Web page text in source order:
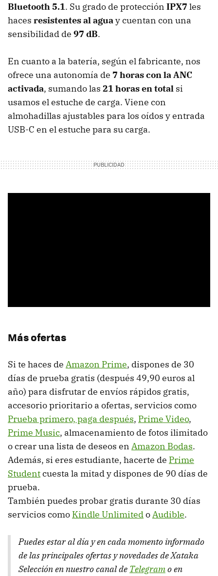
Bluetooth 5.1. Su grado de protección IPX7 les
haces resistentes al aguay cuentan con una
sensibilidad de 97 dB.
En cuanto a la batería, según el fabricante, nos
ofrece una autonomía de 7 horas con la ANC
activada, sumando las 21 horas en total si
usamos el estuche de carga. Viene con
almohadillas ajustables para los oídos y entrada
USB-C en el estuche para su carga.
Más ofertas
Si te haces de Amazon Prime, dispones de 30
días de prueba gratis (después 49,90 euros al
año) para disfrutar de envíos rápidos gratis,
accesorio prioritario a ofertas, servicios como
Prueba primero, paga después, Prime Video,
Prime Music, almacenamiento de fotos ilimitado
o crear una lista de deseos en Amazon Bodas.
Además, si eres estudiante, hacerte de Prime
Studentcuesta la mitad y dispones de 90 días de
prueba.
También puedes probar gratis durante 30 días
servicios como Kindle UnlimitedoAudible.
Puedes estar al día y en cada momento informado
de las principales ofertas y novedades de Xataka
Selección en nuestro canal de Telegramo en